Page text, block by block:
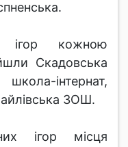
ігор кожною
Скадовська
інтернат,
ЗОШ.
ігор місця